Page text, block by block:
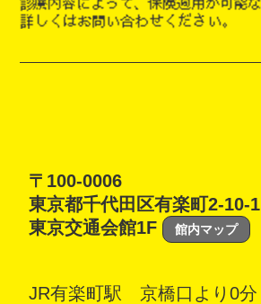
〒100-0006
東京都千代田区有楽町2-10-1
東京交通会館1F
館内マップ
JR有楽町駅 京橋口より0分